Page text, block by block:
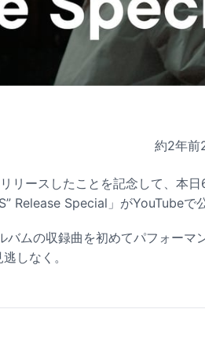
約2年前
リースしたことを記念して、本
Release Special」がYouTubeで
ムの収録曲を初めてパフォーマ
しなく。